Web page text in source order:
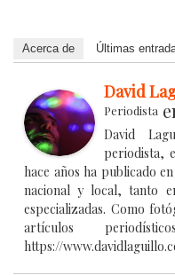
Acerca de Últimas
David
Periodista
David
periodista,
hace años ha publicado
nacional y local, tanto
especializadas. Como
artículos
https://